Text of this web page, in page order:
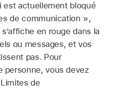
est actuellement bloqué
de communication »,
en rouge dans la
ou messages, et vos
pas. Pour
personne, vous devez
de